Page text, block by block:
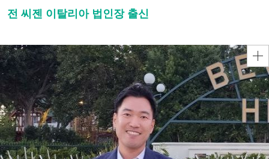
전 씨젠 이탈리아 법인장 출신